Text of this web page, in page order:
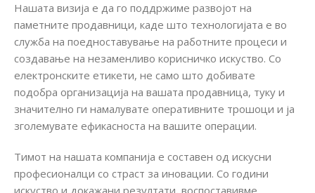
Нашата визија е да го поддржиме развојот на
паметните продавници, каде што технологијата е во
служба на поедноставување на работните процеси и
создавање на незаменливо корисничко искуство. Со
електронските етикети, не само што добивате
подобра организација на вашата продавница, туку и
значително ги намалувате оперативните трошоци и ја
зголемувате ефикасноста на вашите операции.
Тимот на нашата компанија е составен од искусни
професионалци со страст за иновации. Со години
искуство и докажани резултати, воспоставивме